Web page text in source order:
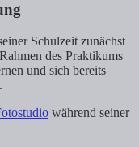
Schulzeit zunächst
des Praktikums
und sich bereits
während seiner